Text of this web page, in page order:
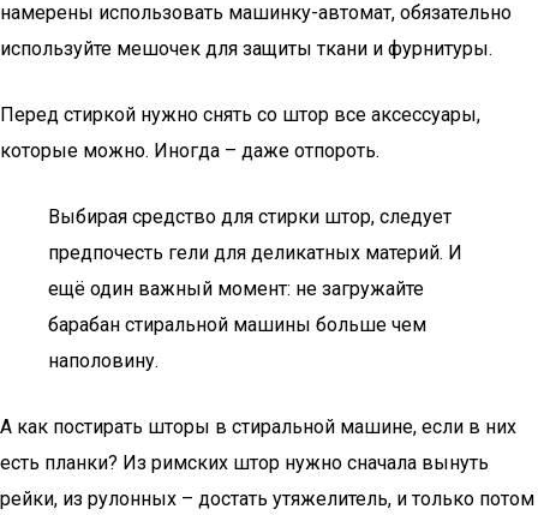
намерены использовать машинку-автомат, обязательно
используйте мешочек для защиты ткани и фурнитуры.
Перед стиркой нужно снять со штор все аксессуары,
которые можно. Иногда – даже отпороть.
Выбирая средство для стирки штор, следует
предпочесть гели для деликатных материй. И
ещё один важный момент: не загружайте
барабан стиральной машины больше чем
наполовину.
А как постирать шторы в стиральной машине, если в них
есть планки? Из римских штор нужно сначала вынуть
рейки, из рулонных – достать утяжелитель, и только потом